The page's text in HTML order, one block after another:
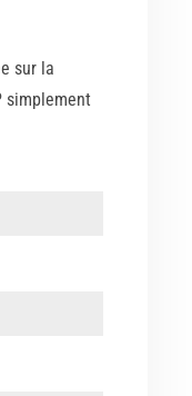
sur la
simplement